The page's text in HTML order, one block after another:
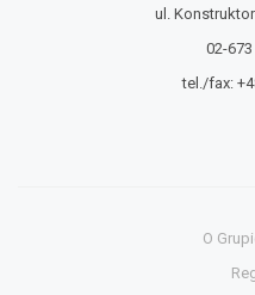
ul.
02-
tel./fax:
O